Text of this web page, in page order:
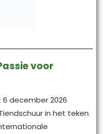
voor
december 2026
in het teken